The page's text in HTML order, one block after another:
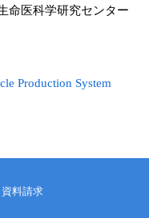
命医科学研究センター
Production System
資料請求